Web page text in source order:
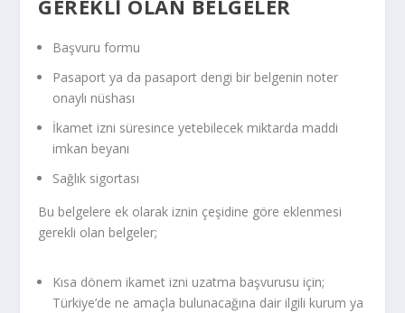
GEREKLI OLAN BELGELER
Başvuru formu
Pasaport ya da pasaport dengi bir belgenin noter
onaylı nüshası
İkamet izni süresince yetebilecek miktarda maddi
imkan beyanı
Sağlık sigortası
Bu belgelere ek olarak iznin çeşidine göre eklenmesi
gerekli olan belgeler;
Kısa dönem ikamet izni uzatma başvurusu için;
Türkiye’de ne amaçla bulunacağına dair ilgili kurum ya